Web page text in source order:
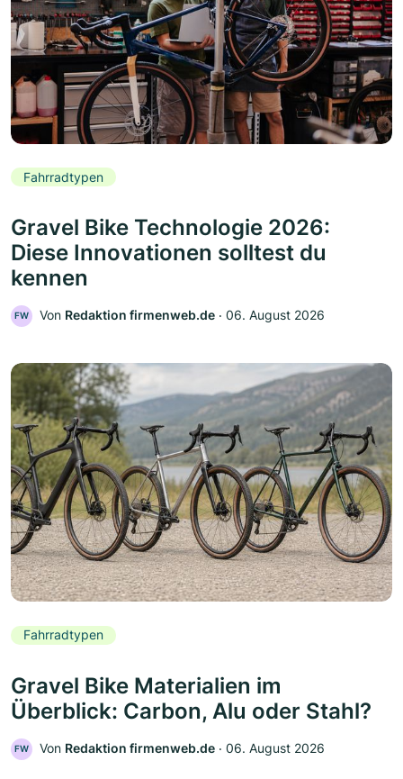
Fahrradtypen
Gravel Bike Technologie 2026:
Diese Innovationen solltest du
kennen
FW Von Redaktion firmenweb.de ‧ 06. August 2026
Fahrradtypen
Gravel Bike Materialien im
Überblick: Carbon, Alu oder Stahl?
FW Von Redaktion firmenweb.de ‧ 06. August 2026